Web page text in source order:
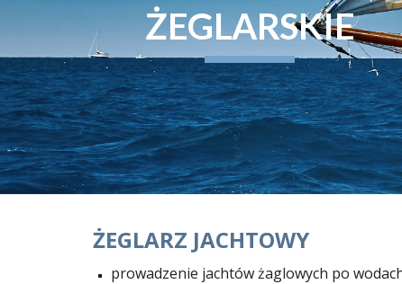
ŻEGLARSKIE
ŻEGLARZ JACHTOWY
prowadzenie jachtów żaglowych po